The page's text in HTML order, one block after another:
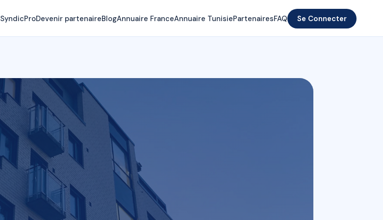
SyndicProDevenir partenaireBlogAnnuaire FranceAnnuaire TunisiePartenairesFAQ Se Connecter